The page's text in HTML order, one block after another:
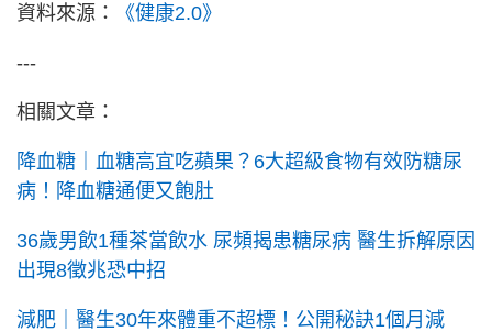
資料來源： 《健康2.0》
---
相關文章：
降血糖｜血糖高宜吃蘋果？6大超級食物有效防糖尿
病！降血糖通便又飽肚
36歲男飲1種茶當飲水 尿頻揭患糖尿病 醫生拆解原因
出現8徵兆恐中招
減肥｜醫生30年來體重不超標！公開秘訣1個月減